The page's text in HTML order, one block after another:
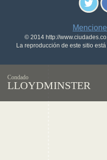
© 2014 http://
La reproducción de este sitio
Condado
LLOYDMINSTER